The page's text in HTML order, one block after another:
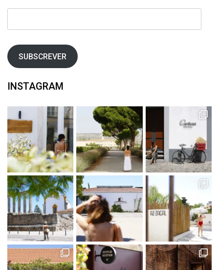
SUBSCREVER
INSTAGRAM